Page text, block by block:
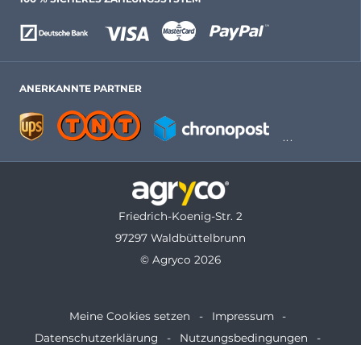
ANERKANNTE PARTNER
Friedrich-Koenig-Str. 2
97297 Waldbüttelbrunn
© Agryco 2026
Meine Cookies setzen
Impressum
Datenschutzerklärung
Nutzungsbedingungen